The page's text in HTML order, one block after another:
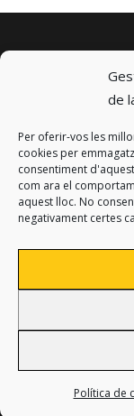
de
Per oferir-vos les
cookies per
consentiment
com ara el
aquest lloc. No
negativament certes
Política de